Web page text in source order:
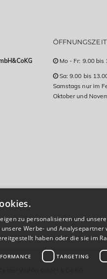
Mo - Fr: 9.00 bis
Sa: 9.00 bis
Samstags nur im
Oktober und
Wohler GmbH & Co KG
zu personalisieren und
Werbe- und
haben oder die sie im
TARGETING